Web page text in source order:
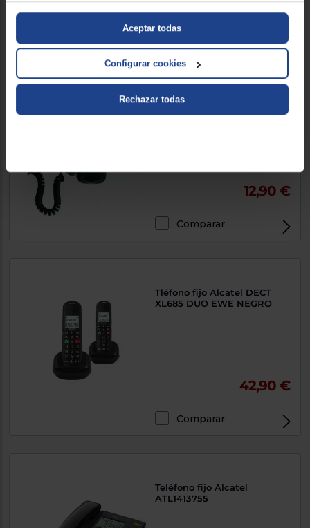
Aceptar todas
Configurar cookies
Rechazar todas
Comparar
Exclusivo Web
Teléfono fijo Alcatel
12,90 €
Comparar
Tléfono fijo Alcatel DECT
XL685 DUO EWE NEGRO
42,90 €
Comparar
Teléfono fijo Alcatel
ATL1413755